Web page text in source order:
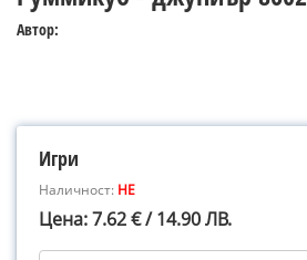
Автор:
Игри
Наличност: НЕ
Цена: 7.62 € / 14.90 ЛВ.